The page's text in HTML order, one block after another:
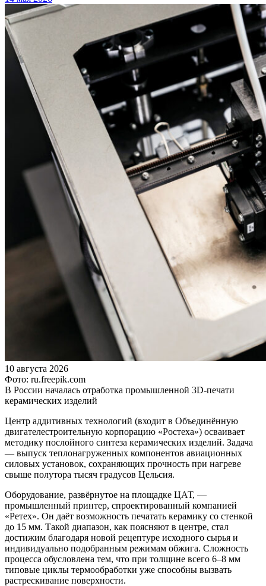
10 августа 2026
Фото: ru.freepik.com
В России началась отработка промышленной 3D-печати
керамических изделий
Центр аддитивных технологий (входит в Объединённую
двигателестроительную корпорацию «Ростеха») осваивает
методику послойного синтеза керамических изделий. Задача
— выпуск теплонагруженных компонентов авиационных
силовых установок, сохраняющих прочность при нагреве
свыше полутора тысяч градусов Цельсия.
Оборудование, развёрнутое на площадке ЦАТ, —
промышленный принтер, спроектированный компанией
«Ретех». Он даёт возможность печатать керамику со стенкой
до 15 мм. Такой диапазон, как поясняют в центре, стал
достижим благодаря новой рецептуре исходного сырья и
индивидуально подобранным режимам обжига. Сложность
процесса обусловлена тем, что при толщине всего 6–8 мм
типовые циклы термообработки уже способны вызвать
растрескивание поверхности.